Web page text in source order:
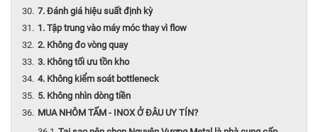
7. Đánh giá hiệu suất định kỳ
1. Tập trung vào máy móc thay vì flow
2. Không đo vòng quay
3. Không tối ưu tồn kho
4. Không kiểm soát bottleneck
5. Không nhìn dòng tiền
MUA NHÔM TẤM - INOX Ở ĐÂU UY TÍN?